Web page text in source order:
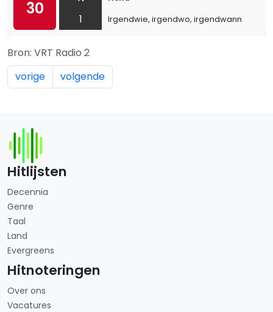
30
1
Irgendwie, irgendwo, irgendwann
Bron: VRT Radio 2
vorige
volgende
Hitlijsten
Decennia
Genre
Taal
Land
Evergreens
Hitnoteringen
Over ons
Vacatures